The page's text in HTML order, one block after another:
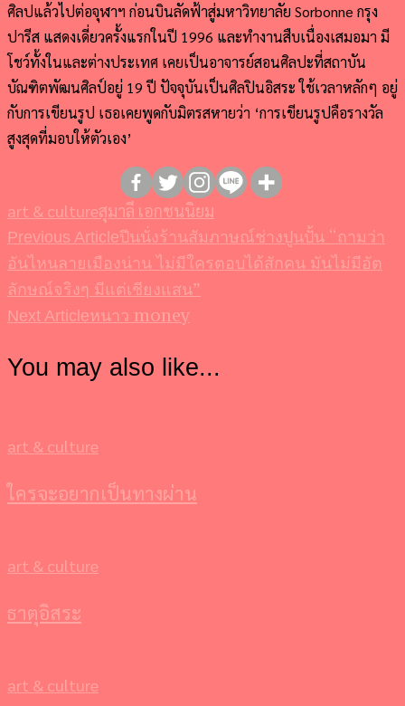
ศิลปแล้วไปต่อจุฬาฯ ก่อนบินลัดฟ้าสู่มหาวิทยาลัย Sorbonne กรุง
ปารีส แสดงเดี่ยวครั้งแรกในปี 1996 และทำงานสืบเนื่องเสมอมา มี
โชว์ทั้งในและต่างประเทศ เคยเป็นอาจารย์สอนศิลปะที่สถาบัน
บัณฑิตพัฒนศิลป์อยู่ 19 ปี ปัจจุบันเป็นศิลปินอิสระ ใช้เวลาหลักๆ อยู่
กับการเขียนรูป เธอเคยพูดกับมิตรสหายว่า ‘การเขียนรูปคือรางวัล
สูงสุดที่มอบให้ตัวเอง’
art & cultureสุมาลี เอกชนนิยม
Post
Navigation
Previous Articleปีนนั่งร้านสัมภาษณ์ช่างปูนปั้น “ถามว่า
อันไหนลายเมืองน่าน ไม่มีใครตอบได้สักคน มันไม่มีอัต
ลักษณ์จริงๆ มีแต่เชียงแสน”
Next Articleหนาว money
You may also like...
art & culture
ใครจะอยากเป็นทางผ่าน
art & culture
ธาตุอิสระ
art & culture